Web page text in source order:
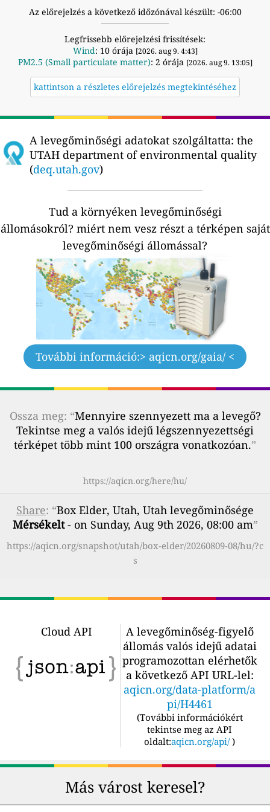
Az előrejelzés a következő időzónával készült: -06:00
Legfrissebb előrejelzési frissítések:
Wind: 10 órája [2026. aug 9. 4:43]
PM2.5 (Small particulate matter): 2 órája [2026. aug 9. 13:05]
kattintson a részletes előrejelzés megtekintéséhez
A levegőminőségi adatokat szolgáltatta: the
UTAH department of environmental quality
(deq.utah.gov)
Tud a környéken levegőminőségi
állomásokról? miért nem vesz részt a térképen saját
levegőminőségi állomással?
További információ:> aqicn.org/gaia/ <
Ossza meg: “Mennyire szennyezett ma a levegő?
Tekintse meg a valós idejű légszennyezettségi
térképet több mint 100 országra vonatkozóan.”
https://aqicn.org/here/hu/
Share: “Box Elder, Utah, Utah levegőminősége
Mérsékelt- on Sunday, Aug 9th 2026, 08:00 am”
https://aqicn.org/snapshot/utah/box-elder/20260809-08/hu/?c
s
Cloud API
A levegőminőség-figyelő
állomás valós idejű adatai
programozottan elérhetők
a következő API URL-lel:
aqicn.org/data-platform/a
pi/H4461
(További információkért
tekintse meg az API
oldalt:aqicn.org/api/ )
Más várost keresel?